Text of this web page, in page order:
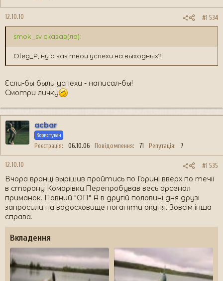
12.10.10 #1 534
smok_sv сказав(ла):
Oleg_P, ну а как твои успехи на выходных?
Если-бы были успехи - написал-бы!
Смотри личку
acbar
Користувач
Реєстрація 06.10.06 Повідомлення 71 Репутація 7
12.10.10 #1 535
Вчора вранці вырішив пройтись по Горині вверх по течії
в сторону Комарівки.Перепробував весь арсенал
приманок. Повний "ОП" А в другій половині дня друзі
запросили на водосховище погагяти окуня. Зовсім інша
справа.
Вкладення